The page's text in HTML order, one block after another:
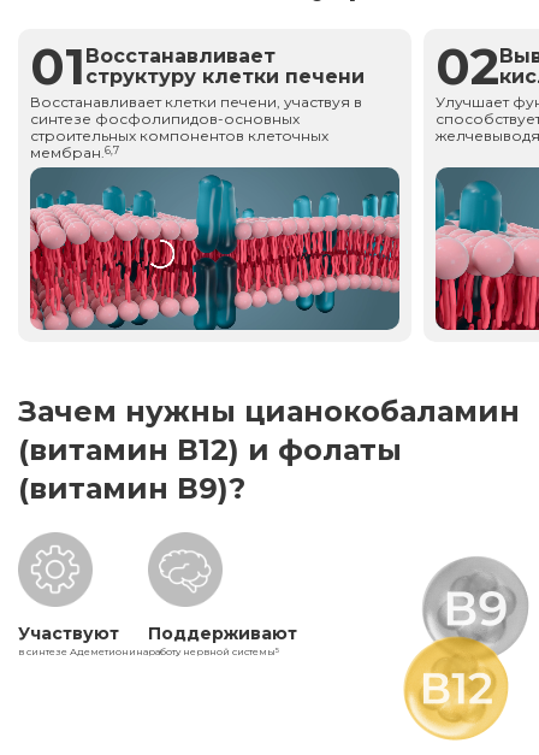
01 Восстанавливает
структуру клетки печени
Восстанавливает клетки печени, участвуя в
синтезе фосфолипидов-основных
строительных компонентов клеточных
мембран.6,7
02
Улучшает
Зачем нужны цианокобаламин
(витамин В12) и фолаты
(витамин В9)?
Участвуют
в синтезе Адеметионина
Поддерживают
работу нервной системы5